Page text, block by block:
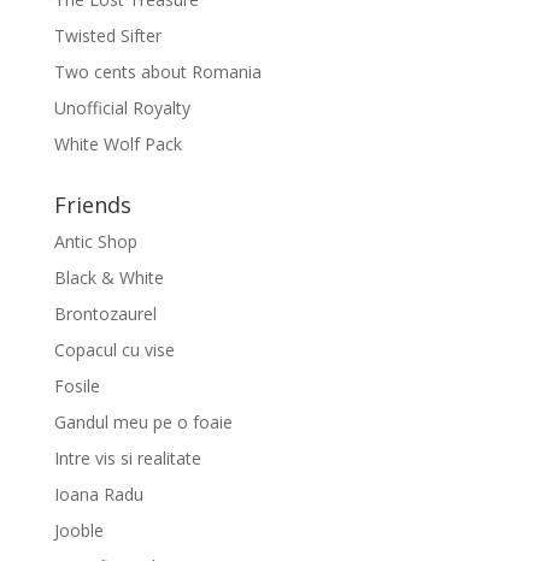
Twisted Sifter
Two cents about Romania
Unofficial Royalty
White Wolf Pack
Friends
Antic Shop
Black & White
Brontozaurel
Copacul cu vise
Fosile
Gandul meu pe o foaie
Intre vis si realitate
Ioana Radu
Jooble